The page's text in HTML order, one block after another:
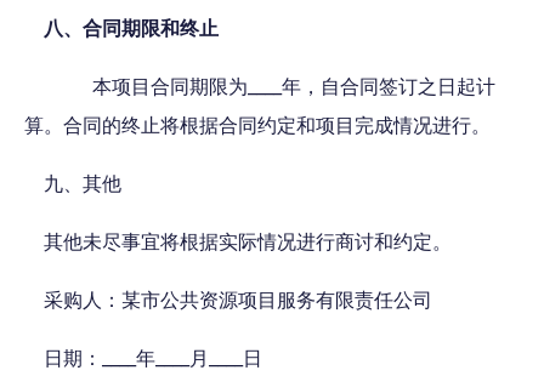
八、合同期限和终止
本项目合同期限为____年，自合同签订之日起计
算。合同的终止将根据合同约定和项目完成情况进行。
九、其他
其他未尽事宜将根据实际情况进行商讨和约定。
采购人：某市公共资源项目服务有限责任公司
日期：____年____月____日